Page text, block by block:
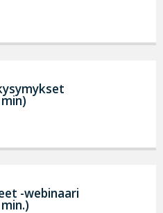
-webinaari